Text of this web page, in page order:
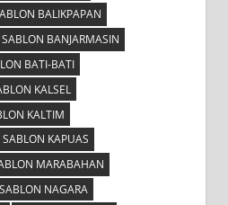
BALIKPAPAN
SABLON BANJARMASIN
BATI-BATI
KALSEL
KALTIM
SABLON KAPUAS
MARABAHAN
SABLON NAGARA